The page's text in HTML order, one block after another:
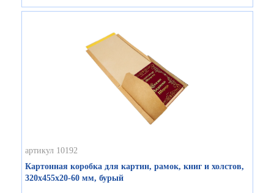
артикул 10192
Картонная коробка для картин, рамок, книг и холстов,
320х455х20-60 мм, бурый